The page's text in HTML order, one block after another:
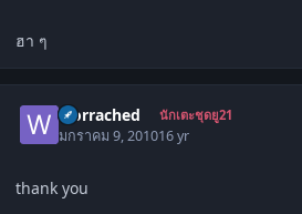
ฮา ๆ
worrached นักเตะชุดยู21
มกราคม 9, 201016 yr
thank you